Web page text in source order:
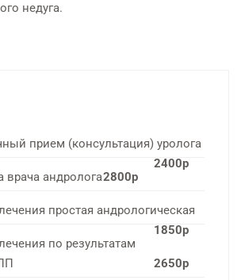
недуга.
прием (консультация) уролога
2400р
андролога2800р
простая андрологическая
1850р
по результатам
2650р